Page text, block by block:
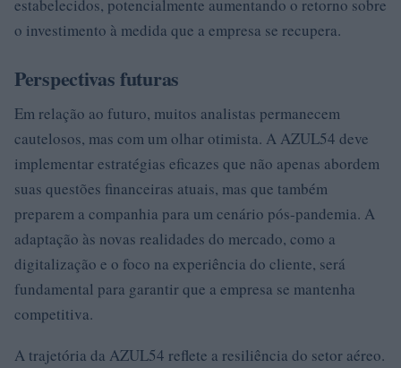
estabelecidos, potencialmente aumentando o retorno sobre
o investimento à medida que a empresa se recupera.
Perspectivas futuras
Em relação ao futuro, muitos analistas permanecem
cautelosos, mas com um olhar otimista. A AZUL54 deve
implementar estratégias eficazes que não apenas abordem
suas questões financeiras atuais, mas que também
preparem a companhia para um cenário pós-pandemia. A
adaptação às novas realidades do mercado, como a
digitalização e o foco na experiência do cliente, será
fundamental para garantir que a empresa se mantenha
competitiva.
A trajetória da AZUL54 reflete a resiliência do setor aéreo.